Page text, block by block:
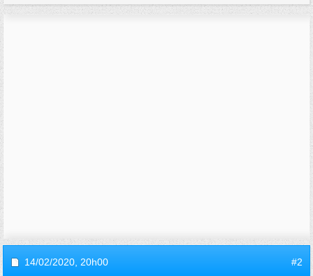
14/02/2020, 20h00 #2